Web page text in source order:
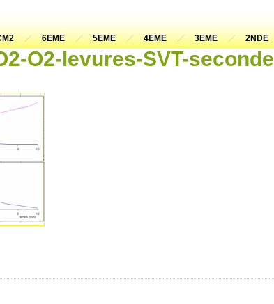
6EME 5EME 4EME 3EME 2NDE
O2-levures-SVT-seconde